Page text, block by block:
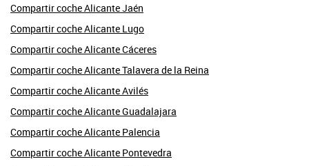
Compartir coche Alicante Jaén
Compartir coche Alicante Lugo
Compartir coche Alicante Cáceres
Compartir coche Alicante Talavera de la Reina
Compartir coche Alicante Avilés
Compartir coche Alicante Guadalajara
Compartir coche Alicante Palencia
Compartir coche Alicante Pontevedra